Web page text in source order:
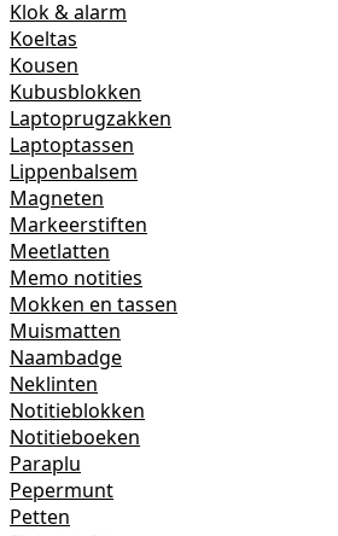
Klok & alarm
Koeltas
Kousen
Kubusblokken
Laptoprugzakken
Laptoptassen
Lippenbalsem
Magneten
Markeerstiften
Meetlatten
Memo notities
Mokken en tassen
Muismatten
Naambadge
Neklinten
Notitieblokken
Notitieboeken
Paraplu
Pepermunt
Petten